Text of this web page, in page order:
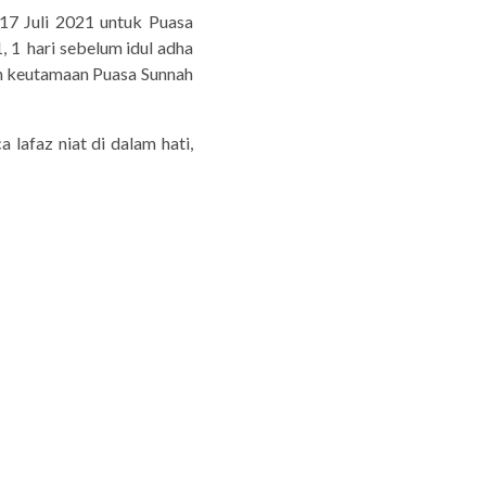
Juli 2021 untuk Puasa
1 hari sebelum idul adha
Puasa Sunnah
lafaz niat di dalam hati,